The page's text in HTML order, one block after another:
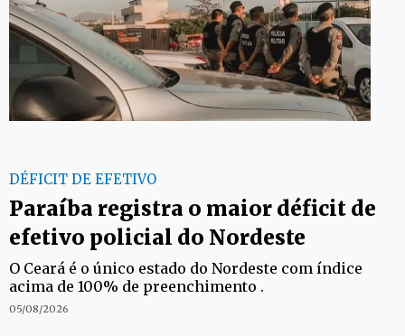
DÉFICIT DE EFETIVO
Paraíba registra o maior déficit de
efetivo policial do Nordeste
O Ceará é o único estado do Nordeste com índice
acima de 100% de preenchimento .
05/08/2026